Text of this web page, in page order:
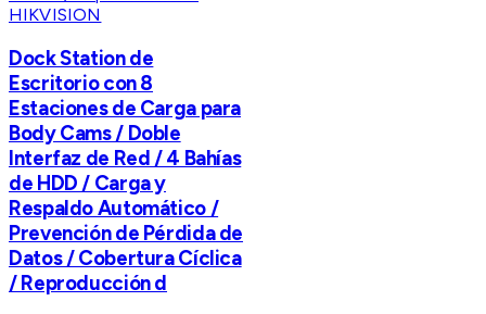
HIKVISION
Dock Station de
Escritorio con 8
Estaciones de Carga para
Body Cams / Doble
Interfaz de Red / 4 Bahías
de HDD / Carga y
Respaldo Automático /
Prevención de Pérdida de
Datos / Cobertura Cíclica
/ Reproducción d